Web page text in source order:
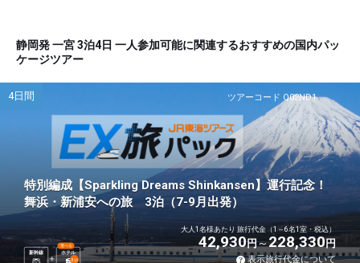
静岡発 一宮 3泊4日 一人参加可能に関連するおすすめの国内パッ
ケージツアー
ツアーコード Q02ND1
4日間
特別編成【Sparkling Dreams Shinkansen】運行記念！
舞浜・新浦安への旅 3泊（7-9月出発）
新幹線 ホテル
選べる
3泊
大人1名様あたり 旅行代金（1～6名1室・税込）
42,930円 228,330円
表示旅行代金について